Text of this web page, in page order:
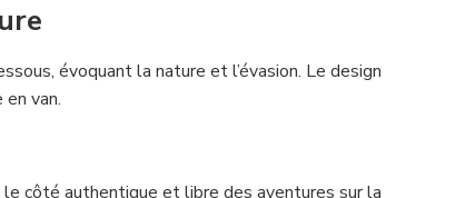
évoquant la nature et l’évasion. Le design
van.
côté authentique et libre des aventures sur la